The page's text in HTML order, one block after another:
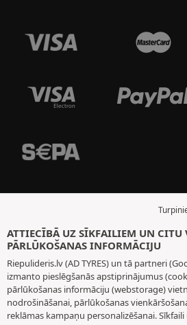
ATTIECĪBĀ UZ SĪKFAILIEM UN CITU
PĀRLŪKOŠANAS INFORMĀCIJU
Riepulideris.lv (AD TYRES) un tā partneri
izmanto pieslēgšanās apstiprinājumus
pārlūkošanas informāciju (webstorage)
nodrošināšanai, pārlūkošanas
reklāmas kampaņu personalizēšanai.